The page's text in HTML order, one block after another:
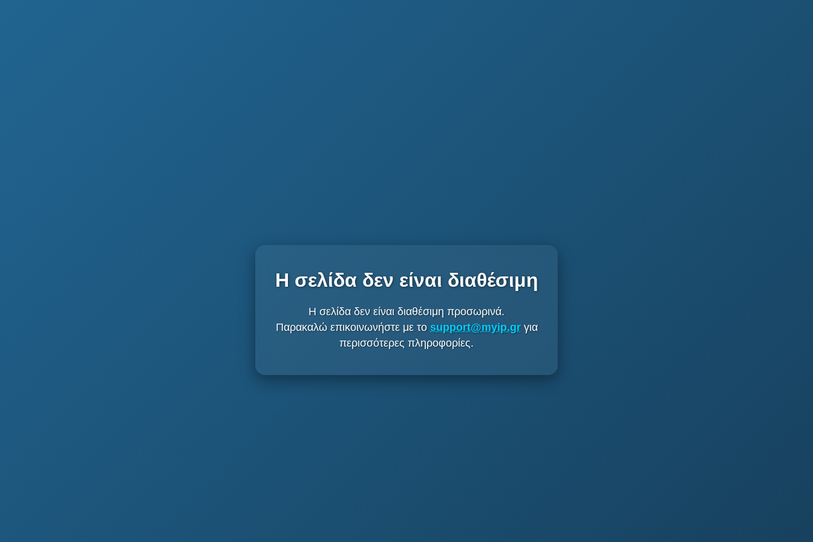
Η σελίδα δεν είναι διαθέσιμη
Η σελίδα δεν είναι διαθέσιμη προσωρινά.
Παρακαλώ επικοινωνήστε με το support@myip.grγια
περισσότερες πληροφορίες.